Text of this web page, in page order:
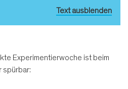
Text ausblenden
Experimentierwoche ist beim
spürbar: